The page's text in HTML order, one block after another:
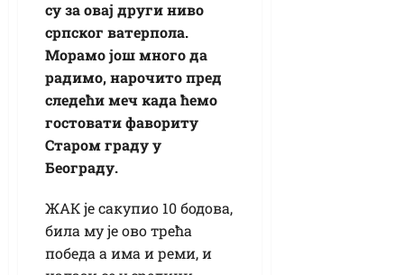
су за овај други ниво
српског ватерпола.
Морамо још много да
радимо, нарочито пред
следећи меч када ћемо
гостовати фавориту
Старом граду у
Београду.
ЖАК је сакупио 10 бодова,
била му је ово трећа
победа а има и реми, и